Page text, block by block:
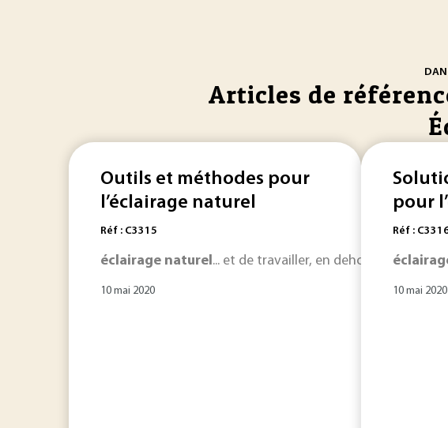
Articles de
Outils et méthodes pour
l’éclairage naturel
Réf : C3315
éclairage naturel... et de travailler, en dehors des
10 mai 2020
pour
Réf :
10 mai 2020